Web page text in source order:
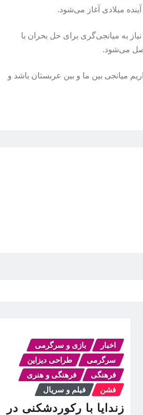
میلادی آغاز می‌شود.
به میانجی‌گری برای حل بحران با
می‌شود.
میانجی بین ما و بین عربستان باشد و
اخبار
بازی و سرگرمی
سرگرمی
طراحی دیزاین
فرهنگی
فرهنگی و هنری
فشن
فیلم و سریال
زندایا با رکوردشکنی در